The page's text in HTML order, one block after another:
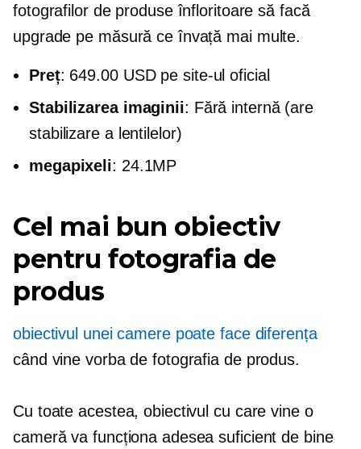
fotografilor de produse înfloritoare să facă
upgrade pe măsură ce învață mai multe.
Preț: 649.00 USD pe site-ul oficial
Stabilizarea imaginii: Fără internă (are
stabilizare a lentilelor)
megapixeli: 24.1MP
Cel mai bun obiectiv
pentru fotografia de
produs
obiectivul unei camere poate face diferența
când vine vorba de fotografia de produs.
Cu toate acestea, obiectivul cu care vine o
cameră va funcționa adesea suficient de bine